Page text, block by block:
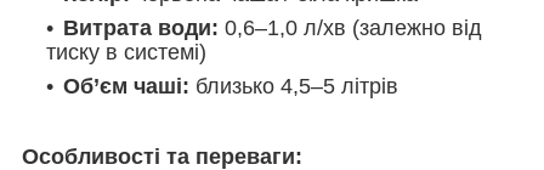
Витрата води: 0,6–1,0 л/хв (залежно від
тиску в системі)
Об’єм чаші: близько 4,5–5 літрів
Особливості та переваги: